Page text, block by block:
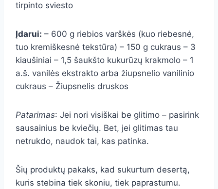
tirpinto sviesto
Įdarui: – 600 g riebios varškės (kuo riebesnė,
tuo kremiškesnė tekstūra) – 150 g cukraus – 3
kiaušiniai – 1,5 šaukšto kukurūzų krakmolo – 1
a.š. vanilės ekstrakto arba žiupsnelio vanilinio
cukraus – Žiupsnelis druskos
Patarimas: Jei nori visiškai be glitimo – pasirink
sausainius be kviečių. Bet, jei glitimas tau
netrukdo, naudok tai, kas patinka.
Šių produktų pakaks, kad sukurtum desertą,
kuris stebina tiek skoniu, tiek paprastumu.